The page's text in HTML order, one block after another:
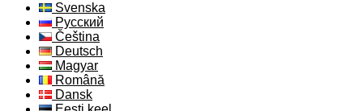
Svenska
Русский
Čeština
Deutsch
Magyar
Română
Dansk